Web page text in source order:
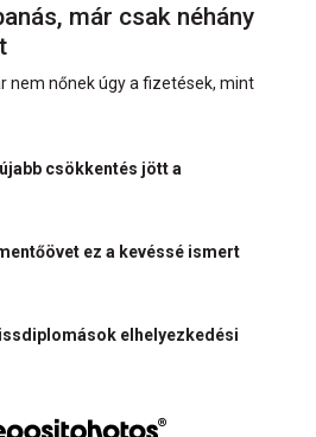
már csak néhány
nem nőnek úgy a fizetések, mint
csökkentés jött a
ez a kevéssé ismert
elhelyezkedési